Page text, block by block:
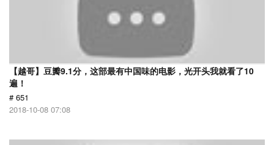
【越哥】豆瓣9.1分，这部最有中国味的电影，光开头我就看了10
遍！
# 651
2018-10-08 07:08